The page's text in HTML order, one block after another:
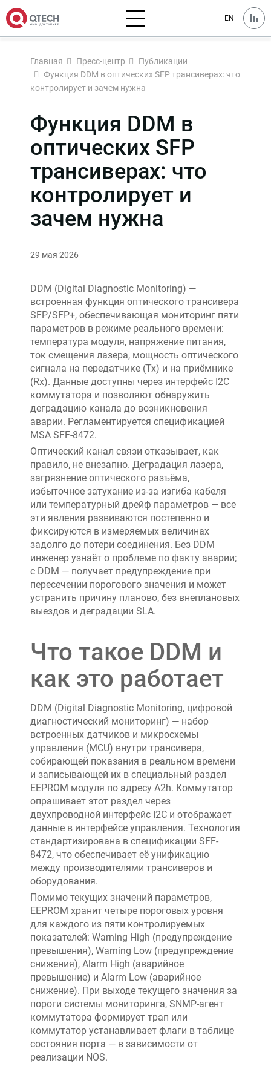
EN
Главная Пресс-центр
Публикации
Функция DDM в оптических SFP трансиверах: что
контролирует и зачем нужна
Функция DDM в
оптических SFP
трансиверах: что
контролирует и
зачем нужна
29 мая 2026
DDM (Digital Diagnostic Monitoring) —
встроенная функция оптического трансивера
SFP/SFP+, обеспечивающая мониторинг пяти
параметров в режиме реального времени:
температура модуля, напряжение питания,
ток смещения лазера, мощность оптического
сигнала на передатчике (Tx) и на приёмнике
(Rx). Данные доступны через интерфейс I2C
коммутатора и позволяют обнаружить
деградацию канала до возникновения
аварии. Регламентируется спецификацией
MSA SFF-8472.
Оптический канал связи отказывает, как
правило, не внезапно. Деградация лазера,
загрязнение оптического разъёма,
избыточное затухание из-за изгиба кабеля
или температурный дрейф параметров — все
эти явления развиваются постепенно и
фиксируются в измеряемых величинах
задолго до потери соединения. Без DDM
инженер узнаёт о проблеме по факту аварии;
с DDM — получает предупреждение при
пересечении порогового значения и может
устранить причину планово, без внеплановых
выездов и деградации SLA.
Что такое DDM и
как это работает
DDM (Digital Diagnostic Monitoring, цифровой
диагностический мониторинг) — набор
встроенных датчиков и микросхемы
управления (MCU) внутри трансивера,
собирающей показания в реальном времени
и записывающей их в специальный раздел
EEPROM модуля по адресу A2h. Коммутатор
опрашивает этот раздел через
двухпроводной интерфейс I2C и отображает
данные в интерфейсе управления. Технология
стандартизирована в спецификации SFF-
8472, что обеспечивает её унификацию
между производителями трансиверов и
оборудования.
Помимо текущих значений параметров,
EEPROM хранит четыре пороговых уровня
для каждого из пяти контролируемых
показателей: Warning High (предупреждение
превышения), Warning Low (предупреждение
снижения), Alarm High (аварийное
превышение) и Alarm Low (аварийное
снижение). При выходе текущего значения за
пороги системы мониторинга, SNMP-агент
коммутатора формирует трап или
коммутатор устанавливает флаги в таблице
состояния порта — в зависимости от
реализации NOS.